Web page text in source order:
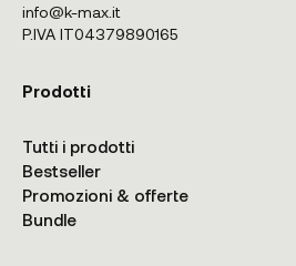
info@k-max.it
P.IVA IT04379890165
Prodotti
Tutti i prodotti
Bestseller
Promozioni & offerte
Bundle